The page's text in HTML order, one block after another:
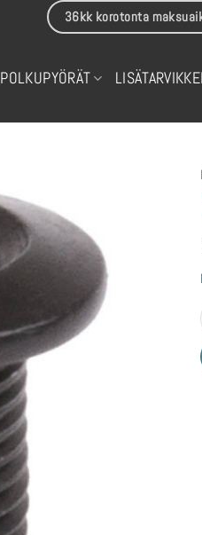
36kk korotonta
POLKUPYÖRÄT